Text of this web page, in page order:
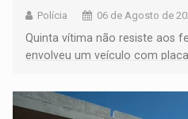
Polícia 06 de Agosto de
Quinta vítima não resiste aos
envolveu um veículo com